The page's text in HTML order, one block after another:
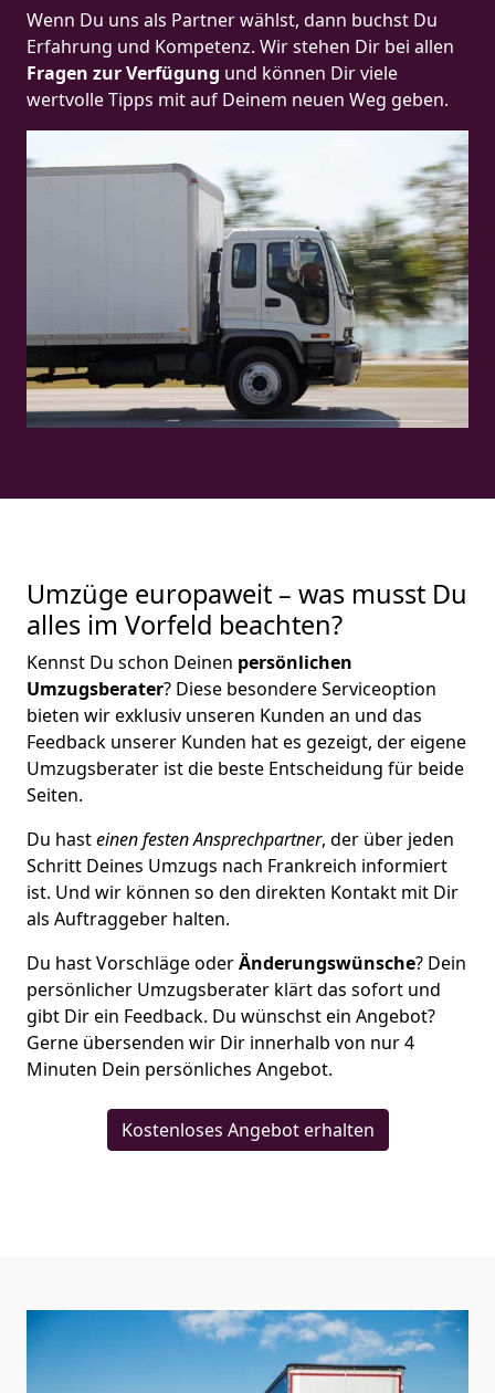
Wenn Du uns als Partner wählst, dann buchst Du
Erfahrung und Kompetenz. Wir stehen Dir bei allen
Fragen zur Verfügung und können Dir viele
wertvolle Tipps mit auf Deinem neuen Weg geben.
Umzüge europaweit – was musst Du
alles im Vorfeld beachten?
Kennst Du schon Deinen persönlichen
Umzugsberater? Diese besondere Serviceoption
bieten wir exklusiv unseren Kunden an und das
Feedback unserer Kunden hat es gezeigt, der eigene
Umzugsberater ist die beste Entscheidung für beide
Seiten.
Du hasteinen festen Ansprechpartner, der über jeden
Schritt Deines Umzugs nach Frankreich informiert
ist. Und wir können so den direkten Kontakt mit Dir
als Auftraggeber halten.
Du hast Vorschläge oderÄnderungswünsche? Dein
persönlicher Umzugsberater klärt das sofort und
gibt Dir ein Feedback. Du wünschst ein Angebot?
Gerne übersenden wir Dir innerhalb von nur4
Minuten Dein persönliches Angebot.
Kostenloses Angebot erhalten